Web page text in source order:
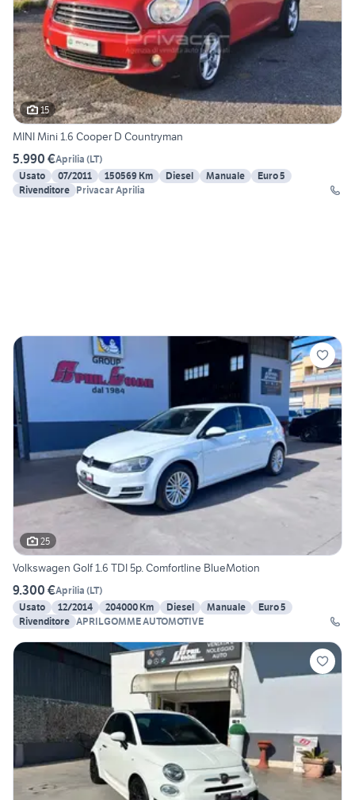
15
MINI Mini 1.6 Cooper D Countryman
5.990 €Aprilia (LT)
Usato
07/2011 150569 Km Diesel Manuale
Euro 5
Rivenditore Privacar Aprilia
25
Volkswagen Golf 1.6 TDI 5p. Comfortline BlueMotion
9.300 €Aprilia (LT)
Usato
12/2014 204000 Km Diesel Manuale
Euro 5
Rivenditore APRILGOMME AUTOMOTIVE